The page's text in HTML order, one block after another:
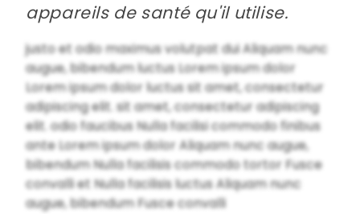
appareils de santé qu'il utilise.
justo et odio maximus volutpat dui Aliquam nunc
augue, bibendum luctus Lorem ipsum dolor
Lorem ipsum dolor luctus sit amet, consectetur
adipiscing elit. sit amet, consectetur adipiscing
elit. odio faucibus Nulla facilisi commodo finibus
ante Lorem ipsum dolor Aliquam nunc augue,
bibendum Nulla facilisis commodo tortor Fusce
convalli et Nulla facilisis luctus Aliquam nunc
augue, bibendum Fusce convalli